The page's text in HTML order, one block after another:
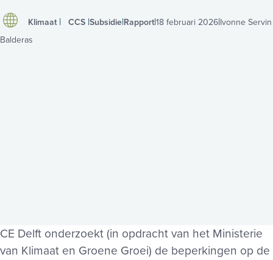
Klimaat CCS Subsidie Rapport 18 februari 2026 Ivonne Servin
Balderas
CE Delft onderzoekt (in opdracht van het Ministerie
van Klimaat en Groene Groei) de beperkingen op de